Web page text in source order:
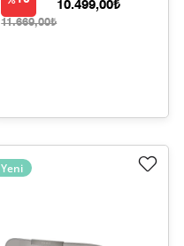
11.669,00₺
10.499,00₺
Yeni